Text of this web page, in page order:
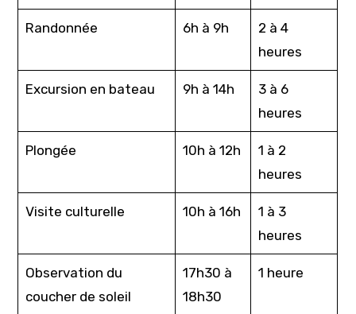
Randonnée 6h à 9h
2 à 4
heures
Excursion en bateau 9h à 14h
3 à 6
heures
Plongée 10h à 12h
1 à 2
heures
Visite culturelle 10h à 16h
1 à 3
heures
Observation du
coucher de soleil
17h30 à
18h30
1 heure